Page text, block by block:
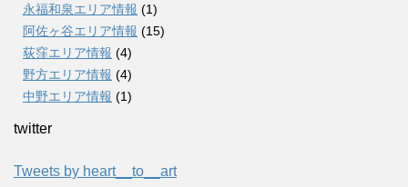
永福和泉エリア情報 (1)
阿佐ヶ谷エリア情報 (15)
荻窪エリア情報 (4)
野方エリア情報 (4)
中野エリア情報 (1)
twitter
Tweets by heart__to__art